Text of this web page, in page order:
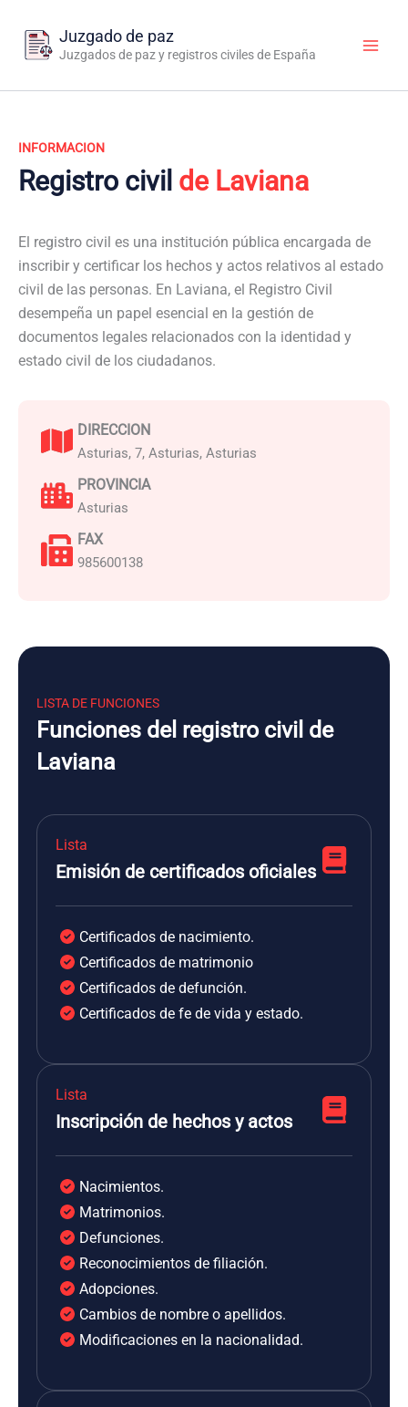
contenido
Juzgado de paz
Juzgados de paz y registros civiles de España
INFORMACION
Registro civil de Laviana
El registro civil es una institución pública encargada de
inscribir y certificar los hechos y actos relativos al estado
civil de las personas. En Laviana, el Registro Civil
desempeña un papel esencial en la gestión de
documentos legales relacionados con la identidad y
estado civil de los ciudadanos.
DIRECCION
Asturias, 7, Asturias, Asturias
PROVINCIA
Asturias
FAX
985600138
LISTA DE FUNCIONES
Funciones del registro civil de
Laviana
Lista
Emisión de certificados oficiales
Certificados de nacimiento.
Certificados de matrimonio
Certificados de defunción.
Certificados de fe de vida y estado.
Lista
Inscripción de hechos y actos
Nacimientos.
Matrimonios.
Defunciones.
Reconocimientos de filiación.
Adopciones.
Cambios de nombre o apellidos.
Modificaciones en la nacionalidad.